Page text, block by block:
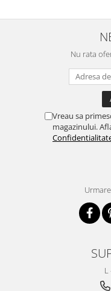
Nu rata
Vreau sa
magazinului.
L